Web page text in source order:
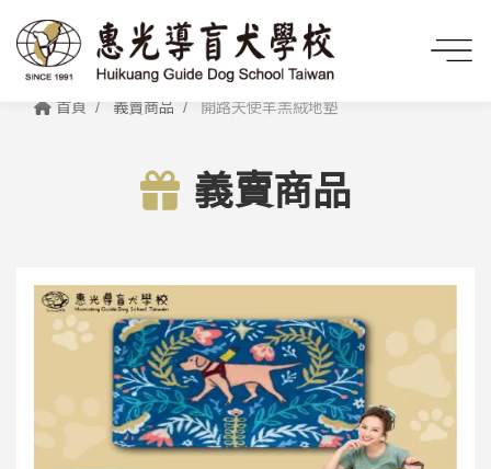
首頁 義賣商品 開路天使羊羔絨地墊
義賣商品